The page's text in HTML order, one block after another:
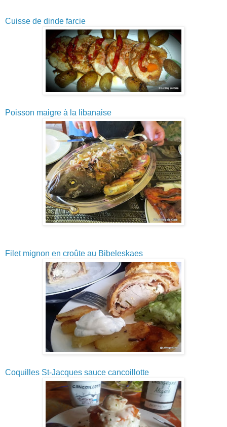
Cuisse de dinde farcie
Poisson maigre à la libanaise
Filet mignon en croûte au Bibeleskaes
Coquilles St-Jacques sauce cancoillotte